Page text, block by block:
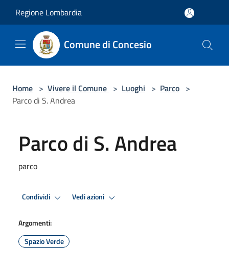
Regione Lombardia
Comune di Concesio
Home > Vivere il Comune > Luoghi > Parco >
Parco di S. Andrea
Parco di S. Andrea
parco
Condividi Vedi azioni
Argomenti:
Spazio Verde